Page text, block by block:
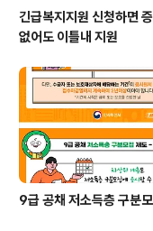
긴급복지지원 신청하면
없어도 이틀내 지원
9급 공채 저소득층 구분